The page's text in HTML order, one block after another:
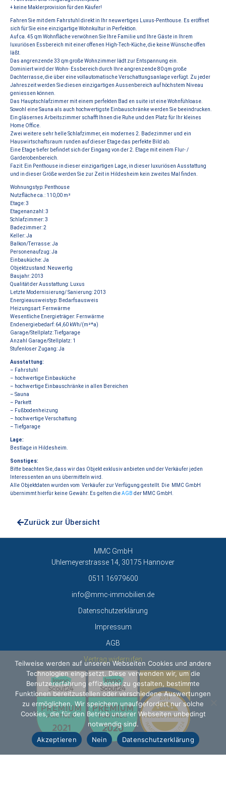
+ keine Maklerprovision für den Käufer!
Fahren Sie mit dem Fahrstuhl direkt in Ihr neuwertiges Luxus-Penthouse. Es eröffnet
sich für Sie eine einzigartige Wohnkultur in Perfektion.
Auf ca. 45 qm Wohnfläche verwöhnen Sie Ihre Familie und Ihre Gäste in Ihrem
luxuriösen Essbereich mit einer offenen High-Tech-Küche, die keine Wünsche offen
läßt.
Das angrenzende 33 qm große Wohnzimmer lädt zur Entspannung ein.
Dominiert wird der Wohn- Essbereich durch Ihre angrenzende 80 qm große
Dachterrasse, die über eine vollautomatische Verschattungsanlage verfügt. Zu jeder
Jahreszeit werden Sie diesen einzigartigen Aussenbereich auf höchstem Niveau
geniessen können.
Das Hauptschlafzimmer mit einem perfekten Bad en suite ist eine Wohnfühloase.
Sowohl eine Sauna als auch hochwertigste Einbauschränke werden Sie beeindrucken.
Ein gläsernes Arbeitszimmer schafft Ihnen die Ruhe und den Platz für Ihr kleines
Home Office.
Zwei weitere sehr helle Schlafzimmer, ein modernes 2. Badezimmer und ein
Hauswirtschaftsraum runden auf dieser Etage das perfekte Bild ab.
Eine Etage tiefer befindet sich der Eingang von der 2. Etage mit einem Flur- /
Garderobenbereich.
Fazit: Ein Penthouse in dieser einzigartigen Lage, in dieser luxuriösen Ausstattung
und in dieser Größe werden Sie zur Zeit in Hildesheim kein zweites Mal finden.
Wohnungstyp: Penthouse
Nutzfläche ca.: 110,00 m²
Etage: 3
Etagenanzahl: 3
Schlafzimmer: 3
Badezimmer: 2
Keller: Ja
Balkon/Terrasse: Ja
Personenaufzug: Ja
Einbauküche: Ja
Objektzustand: Neuwertig
Baujahr: 2013
Qualität der Ausstattung: Luxus
Letzte Modernisierung/ Sanierung: 2013
Energieausweistyp: Bedarfsausweis
Heizungsart: Fernwärme
Wesentliche Energieträger: Fernwärme
Endenergiebedarf: 64,60 kWh/(m²*a)
Garage/Stellplatz: Tiefgarage
Anzahl Garage/Stellplatz: 1
Stufenloser Zugang: Ja
Ausstattung:
– Fahrstuhl
– hochwertige Einbauküche
– hochwertige Einbauschränke in allen Bereichen
– Sauna
– Parkett
– Fußbodenheizung
– hochwertige Verschattung
– Tiefgarage
Lage:
Bestlage in Hildesheim.
Sonstiges:
Bitte beachten Sie, dass wir das Objekt exklusiv anbieten und der Verkäufer jeden
Interessenten an uns übermitteln wird.
Alle Objektdaten wurden vom Verkäufer zur Verfügung gestellt. Die MMC GmbH
übernimmt hierfür keine Gewähr. Es gelten dieAGB der MMC GmbH.
Zurück zur Übersicht
MMC GmbH
Uhlemeyerstrasse 14, 30175 Hannover
0511 16979600
info@mmc-immobilien.de
Datenschutzerklärung
Impressum
AGB
Vertrag widerrufen
Teilweise werden auf unseren Webseiten Cookies und andere
Technologien eingesetzt. Diese verwenden wir, um die
Benutzererfahrung effizienter zu gestalten, bestimmte
Funktionen bereitzustellen oder verschiedene Auswertungen
zu ermöglichen. Wir speichern unaufgefordert nur solche
Cookies, die für den Betrieb unserer Webseiten unbedingt
notwendig sind.
Akzeptieren
Nein Datenschutzerklärung